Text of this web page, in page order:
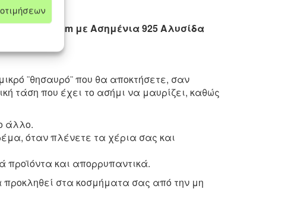
20 mm με Ασημένια 925 Αλυσίδα
¨θησαυρό¨ που θα αποκτήσετε, σαν
τάση που έχει το ασήμι να μαυρίζει, καθώς
άλλο.
όταν πλένετε τα χέρια σας και
και απορρυπαντικά.
προκληθεί στα κοσμήματα σας από την μη